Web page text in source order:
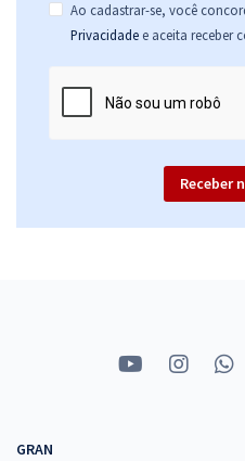
Ao cadastrar-se, você
Privacidade e aceita receber
Receber
GRAN